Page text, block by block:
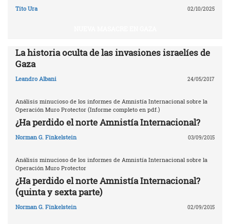
Tito Ura 02/10/2025
La historia oculta de las invasiones israelíes de
Gaza
Leandro Albani 24/05/2017
Análisis minucioso de los informes de Amnistía Internacional sobre la
Operación Muro Protector (Informe completo en pdf.)
¿Ha perdido el norte Amnistía Internacional?
Norman G. Finkelstein 03/09/2015
Análisis minucioso de los informes de Amnistía Internacional sobre la
Operación Muro Protector
¿Ha perdido el norte Amnistía Internacional?
(quinta y sexta parte)
Norman G. Finkelstein 02/09/2015